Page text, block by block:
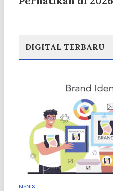
DIGITAL TERBARU
BISNIS